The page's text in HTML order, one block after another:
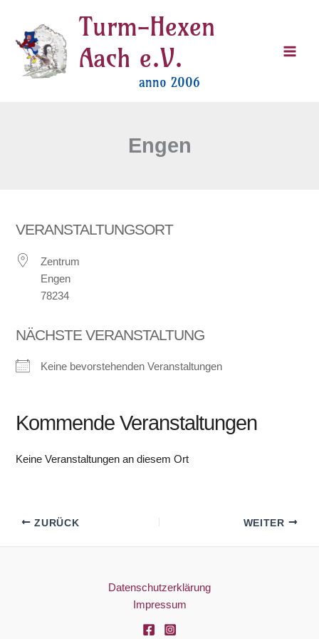
springen
Turm-Hexen
Aach e.V.
anno 2006
Engen
VERANSTALTUNGSORT
Zentrum
Engen
78234
NÄCHSTE VERANSTALTUNG
Keine bevorstehenden Veranstaltungen
Kommende Veranstaltungen
Keine Veranstaltungen an diesem Ort
ZURÜCK WEITER
Datenschutzerklärung
Impressum